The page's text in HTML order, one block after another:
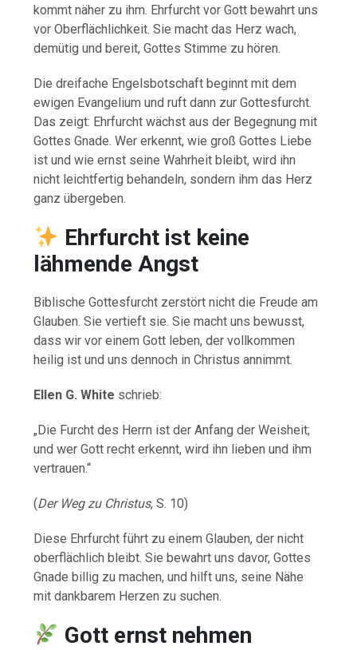
kommt näher zu ihm. Ehrfurcht vor Gott bewahrt uns
vor Oberflächlichkeit. Sie macht das Herz wach,
demütig und bereit, Gottes Stimme zu hören.
Die dreifache Engelsbotschaft beginnt mit dem
ewigen Evangelium und ruft dann zur Gottesfurcht.
Das zeigt: Ehrfurcht wächst aus der Begegnung mit
Gottes Gnade. Wer erkennt, wie groß Gottes Liebe
ist und wie ernst seine Wahrheit bleibt, wird ihn
nicht leichtfertig behandeln, sondern ihm das Herz
ganz übergeben.
Ehrfurcht ist keine
lähmende Angst
Biblische Gottesfurcht zerstört nicht die Freude am
Glauben. Sie vertieft sie. Sie macht uns bewusst,
dass wir vor einem Gott leben, der vollkommen
heilig ist und uns dennoch in Christus annimmt.
Ellen G. White schrieb:
„Die Furcht des Herrn ist der Anfang der Weisheit;
und wer Gott recht erkennt, wird ihn lieben und ihm
vertrauen.“
(Der Weg zu Christus, S. 10)
Diese Ehrfurcht führt zu einem Glauben, der nicht
oberflächlich bleibt. Sie bewahrt uns davor, Gottes
Gnade billig zu machen, und hilft uns, seine Nähe
mit dankbarem Herzen zu suchen.
Gott ernst nehmen